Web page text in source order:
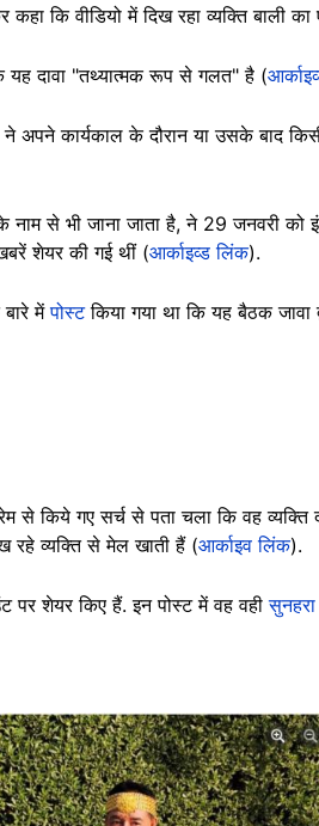
कि वीडियो में दिख रहा व्यक्ति बाली
यह दावा "तथ्यात्मक रूप से गलत" है (
ने अपने कार्यकाल के दौरान या उसके बाद
के नाम से भी जाना जाता है, ने 29 जनवरी
शेयर की गई थीं (आर्काइव्ड लिंक).
बारे मेंपोस्टकिया गया था कि यह बैठक
किये गए सर्च से पता चला कि वह व्यक्ति
रहे व्यक्ति से मेल खाती हैं (आर्काइव लिंक).
पर शेयर किए हैं. इन पोस्ट में वह वही